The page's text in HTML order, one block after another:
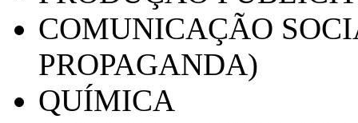
COMUNICAÇÃO
PROPAGANDA)
QUÍMICA